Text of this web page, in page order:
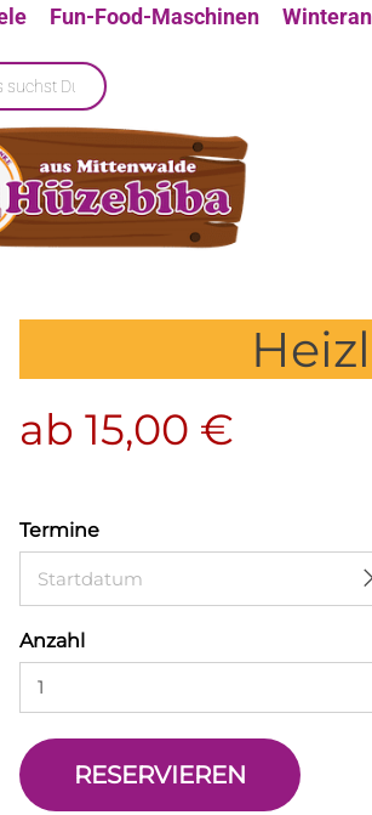
Fun-Food-Maschinen
ab 15,00 €
Termine
Anzahl
RESERVIEREN